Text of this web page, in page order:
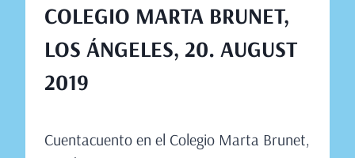
COLEGIO MARTA BRUNET,
LOS ÁNGELES, 20. AUGUST
2019
Claudia
Cuentacuento en el Colegio Marta Brunet,